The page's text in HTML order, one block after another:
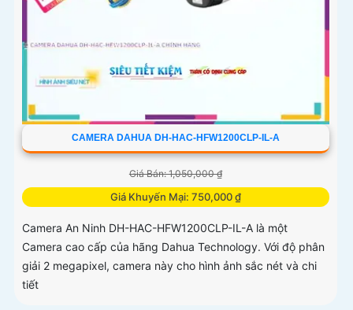
CAMERA DAHUA DH-HAC-HFW1200CLP-IL-A
Giá Bán: 1,050,000 ₫
Giá Khuyến Mại: 750,000 ₫
Camera An Ninh DH-HAC-HFW1200CLP-IL-A là một
Camera cao cấp của hãng Dahua Technology. Với độ phân
giải 2 megapixel, camera này cho hình ảnh sắc nét và chi
tiết